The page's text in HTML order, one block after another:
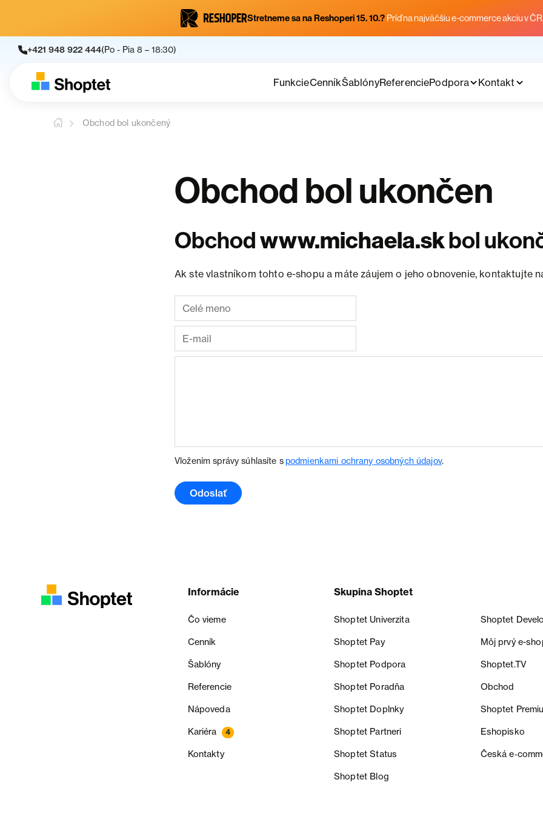
Stretneme sa na Reshoperi 15. 10.? Príď na najväčšiu e-commerce akciu v
+421 948 922 444(Po - Pia 8 – 18:30)
FunkcieCenníkŠablónyReferenciePodpora Kontakt
Obchod bol ukončený
Obchod bol ukončen
Obchodwww.michaela.skbol
Ak ste vlastníkom tohto e-shopu a máte záujem o jeho obnovenie, kontaktujte
Vložením správy súhlasíte spodmienkami ochrany osobných údajov.
Odoslať
Informácie
Čo vieme
Cenník
Šablóny
Referencie
Nápoveda
Kariéra 4
Kontakty
Skupina Shoptet
Shoptet Univerzita Shoptet
Shoptet Pay Môj prvý e-
Shoptet Podpora Shoptet.TV
Shoptet Poradňa Obchod
Shoptet Doplnky Shoptet
Shoptet Partneri Eshopisko
Shoptet Status Česká
Shoptet Blog